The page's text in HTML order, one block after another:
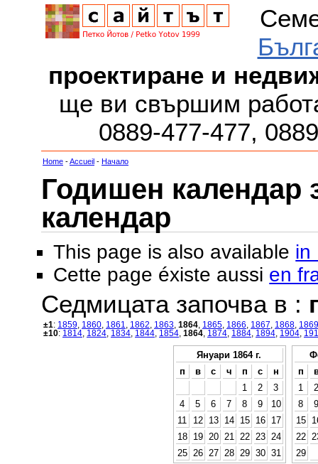
проектиране и
ще ви свършим
0889-477-477,
Home -Accueil - Начало
Годишен календар
календар
This page is also available in
Cette page éxiste aussi en
Седмицата започва в :
±1: 1859 1860 1861 1862 1863 1864 1865 1866 1867 1868 1869
±10: 1814 1824 1834 1844 1854 1864 1874 1884 1894 1904
Януари 1864 г.
п
в с ч п с
н
1
2
3
4
5 6 7 8 9
10
11
12 13 14 15 16
17
18
19 20 21 22 23
24
25
26 27 28 29 30 31
п
1
2
8
9
15
22
29